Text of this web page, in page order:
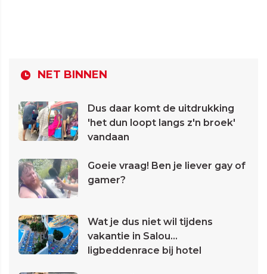
NET BINNEN
Dus daar komt de uitdrukking
'het dun loopt langs z'n broek'
vandaan
Goeie vraag! Ben je liever gay of
gamer?
Wat je dus niet wil tijdens
vakantie in Salou...
ligbeddenrace bij hotel